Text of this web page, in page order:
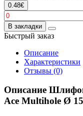
0.48€
В закладки
Быстрый заказ
Описание
Характеристики
Отзывы (0)
Описание
Ace Multihole Ø